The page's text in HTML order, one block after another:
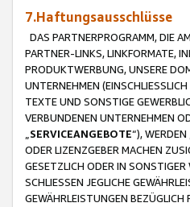
7.Haftungsausschlüsse
DAS PARTNERPROGRAMM, DIE
PARTNER-LINKS, LINKFORMATE,
PRODUKTWERBUNG, UNSERE
UNTERNEHMEN
TEXTE UND SONSTIGE
VERBUNDENEN UNTERNEHMEN
SERVICEANGEBOTE“),
ODER LIZENZGEBER MACHEN
GESETZLICH ODER IN
SCHLIESSEN JEGLICHE
GEWÄHRLEISTUNGEN